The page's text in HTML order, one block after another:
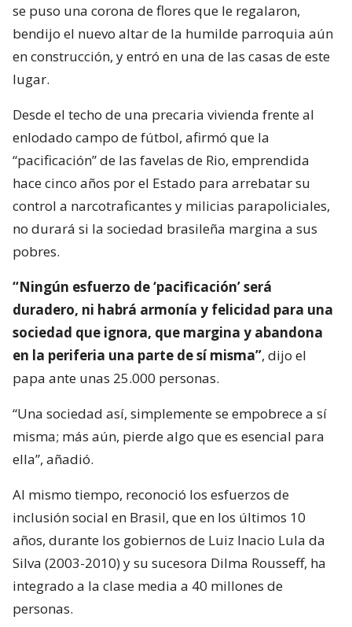
se puso una corona de flores que le regalaron,
bendijo el nuevo altar de la humilde parroquia aún
en construcción, y entró en una de las casas de este
lugar.
Desde el techo de una precaria vivienda frente al
enlodado campo de fútbol, afirmó que la
“pacificación” de las favelas de Rio, emprendida
hace cinco años por el Estado para arrebatar su
control a narcotraficantes y milicias parapoliciales,
no durará si la sociedad brasileña margina a sus
pobres.
“Ningún esfuerzo de ‘pacificación’ será
duradero, ni habrá armonía y felicidad para una
sociedad que ignora, que margina y abandona
en la periferia una parte de sí misma”, dijo el
papa ante unas 25.000 personas.
“Una sociedad así, simplemente se empobrece a sí
misma; más aún, pierde algo que es esencial para
ella”, añadió.
Al mismo tiempo, reconoció los esfuerzos de
inclusión social en Brasil, que en los últimos 10
años, durante los gobiernos de Luiz Inacio Lula da
Silva (2003-2010) y su sucesora Dilma Rousseff, ha
integrado a la clase media a 40 millones de
personas.